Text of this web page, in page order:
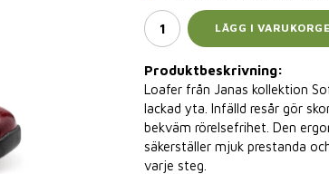
LÄGG I
Produktbeskrivning:
Loafer från Janas kollektion
lackad yta. Infälld resår gör
bekväm rörelsefrihet. Den
säkerställer mjuk prestanda
varje steg.